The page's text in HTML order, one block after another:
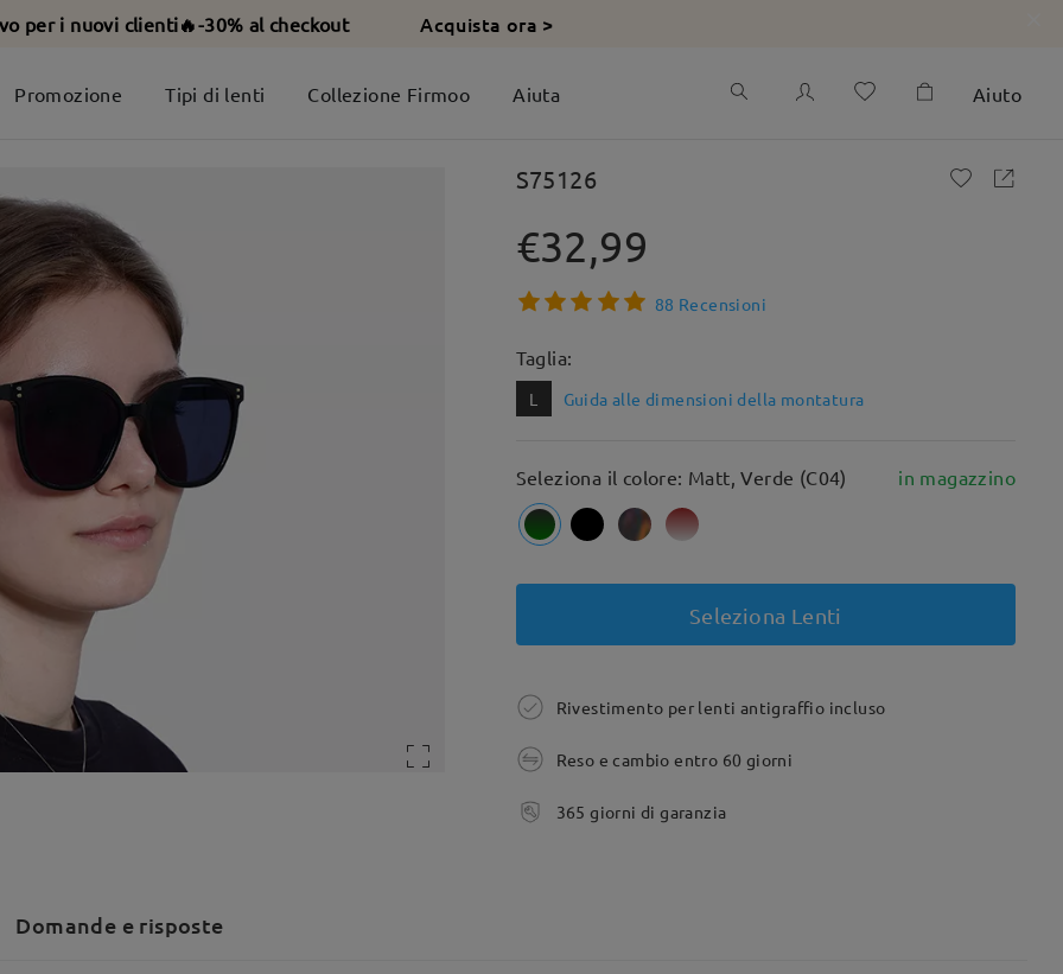
per i nuovi clienti🔥-30% al checkout Acquista ora >
Promozione Tipi di lenti Collezione Firmoo Aiuta Aiuto
S75126
€32,99
88 Recensioni
Taglia:
L Guida alle dimensioni della montatura
Seleziona il colore: Matt, Verde (C04) in magazzino
Seleziona Lenti
Rivestimento per lenti antigraffio incluso
Reso e cambio entro 60 giorni
365 giorni di garanzia
Domande e risposte